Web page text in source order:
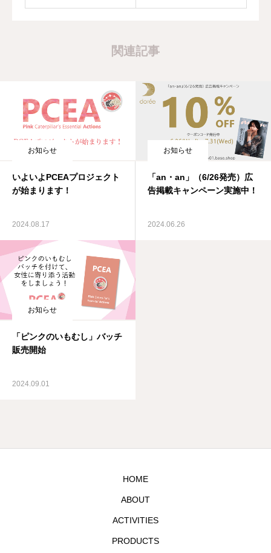
関連記事
お知らせ
いよいよPCEAプロジェクト
が始まります！
2024.08.17
お知らせ
「an・an」（6/26発売）広
告掲載キャンペーン実施中！
2024.06.26
お知らせ
「ピンクのいもむし」バッチ
販売開始
2024.09.01
HOME
ABOUT
ACTIVITIES
PRODUCTS